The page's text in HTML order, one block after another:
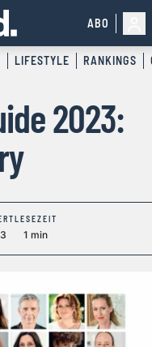
ABO
LIFESTYLE RANKINGS
2023:
LESEZEIT
1 min